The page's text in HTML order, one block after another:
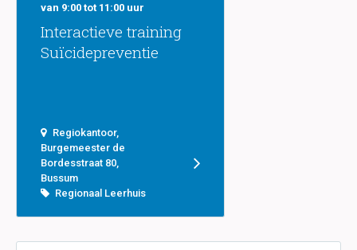
Interactieve training
Suïcidepreventie
van 9:00 tot 11:00 uur
Regiokantoor,
Burgemeester de
Bordesstraat 80,
Bussum
Regionaal Leerhuis